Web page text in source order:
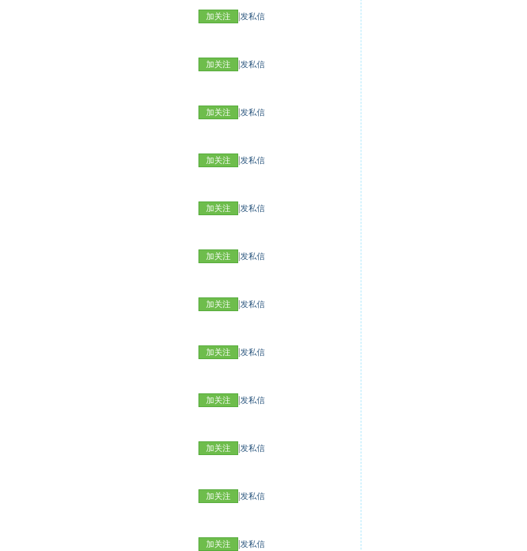
加关注 发私信
加关注 发私信
加关注 发私信
加关注 发私信
加关注 发私信
加关注 发私信
加关注 发私信
加关注 发私信
加关注 发私信
加关注 发私信
加关注 发私信
加关注 发私信